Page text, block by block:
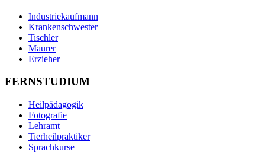
Industriekaufmann
Krankenschwester
Tischler
Maurer
Erzieher
FERNSTUDIUM
Heilpädagogik
Fotografie
Lehramt
Tierheilpraktiker
Sprachkurse